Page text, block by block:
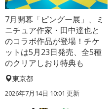
7月開幕「ピングー展」、ミ
ニチュア作家・田中達也と
のコラボ作品が登場！チケ
ットは5月23日発売、全5種
のクリアしおり特典も
東京都
2026年7月14日 10:01 更新